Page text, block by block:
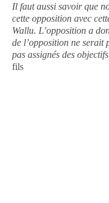
Il faut aussi savoir que
cette opposition avec
Wallu. L’opposition a
de l’opposition ne serait
pas assignés des
fils